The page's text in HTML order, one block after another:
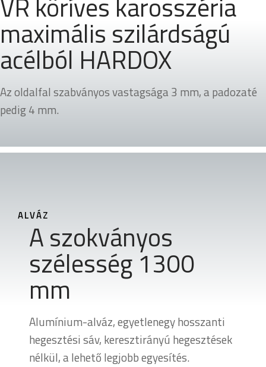
maximális szilárdságú
acélból HARDOX
Az oldalfal szabványos vastagsága 3 mm, a padozaté
pedig 4 mm.
ALVÁZ
A szokványos
szélesség 1300
mm
Alumínium-alváz, egyetlenegy hosszanti
hegesztési sáv, keresztirányú hegesztések
nélkül, a lehető legjobb egyesítés.